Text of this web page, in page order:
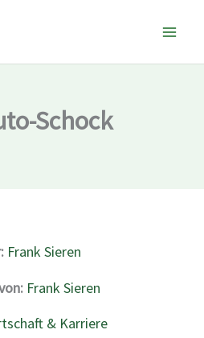
Schock
Frank Sieren
Frank Sieren
& Karriere